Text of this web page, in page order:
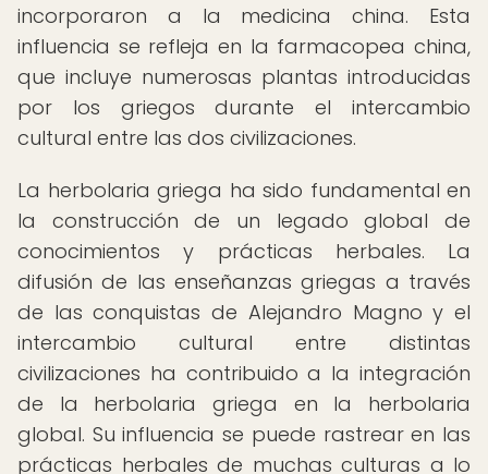
incorporaron a la medicina china. Esta
influencia se refleja en la farmacopea china,
que incluye numerosas plantas introducidas
por los griegos durante el intercambio
cultural entre las dos civilizaciones.
La herbolaria griega ha sido fundamental en
la construcción de un legado global de
conocimientos y prácticas herbales. La
difusión de las enseñanzas griegas a través
de las conquistas de Alejandro Magno y el
intercambio cultural entre distintas
civilizaciones ha contribuido a la integración
de la herbolaria griega en la herbolaria
global. Su influencia se puede rastrear en las
prácticas herbales de muchas culturas a lo